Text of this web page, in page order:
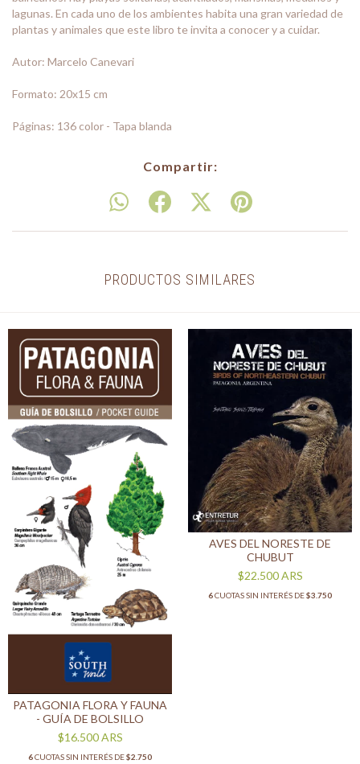
lagunas. En cada uno de los ambientes habita una gran variedad de
plantas y animales que este libro te invita a conocer y a cuidar.
Autor: Marcelo Canevari
Formato: 20x15 cm
Páginas: 136 color - Tapa blanda
Compartir:
PRODUCTOS SIMILARES
PATAGONIA FLORA Y FAUNA
- GUÍA DE BOLSILLO
$16.500ARS
6CUOTAS SIN INTERÉS DE$2.750
AVES DEL NORESTE DE
CHUBUT
$22.500ARS
6CUOTAS SIN INTERÉS DE$3.750